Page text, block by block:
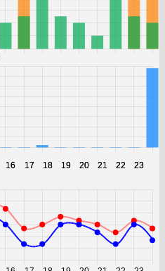
16 17 18 19 20 21 22 23
16 17 18 19 20 21 22 23